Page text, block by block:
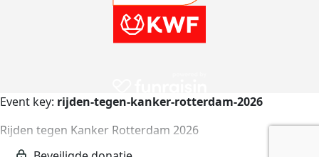
Event key: rijden-tegen-kanker-rotterdam-2026
Rijden tegen Kanker Rotterdam 2026